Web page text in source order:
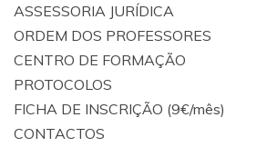
ASSESSORIA JURÍDICA
ORDEM DOS PROFESSORES
CENTRO DE FORMAÇÃO
PROTOCOLOS
FICHA DE INSCRIÇÃO (9€/mês)
CONTACTOS